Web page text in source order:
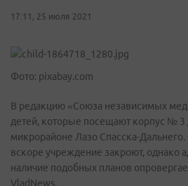
17:11, 25 июля 2021
Фото: pixabay.com
В редакцию «Союза независимых
детей, которые посещают корпус № 3
микрорайоне Лазо Спасска-Дальнего.
вскоре учреждение закроют, однако
наличие подобных планов
VladNews.